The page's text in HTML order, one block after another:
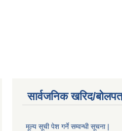
सार्वजनिक खरिद/
मूल्य सूची पेश गर्ने सम्वन्धी सूचना |